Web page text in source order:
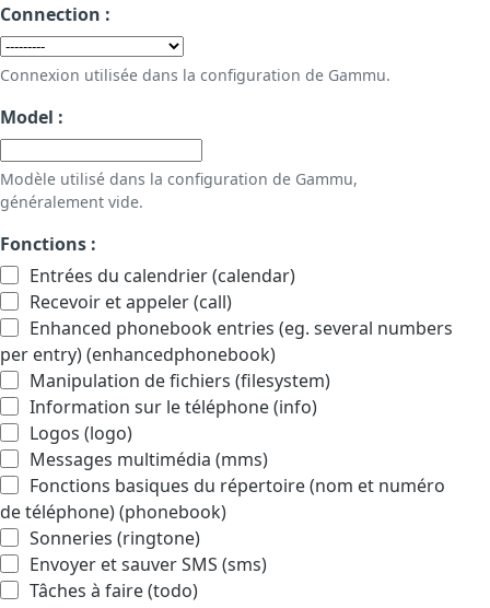
Connection :
Connexion utilisée dans la configuration de Gammu.
Model :
Modèle utilisé dans la configuration de Gammu,
généralement vide.
Fonctions :
Entrées du calendrier (calendar)
Recevoir et appeler (call)
Enhanced phonebook entries (eg. several numbers
per entry) (enhancedphonebook)
Manipulation de fichiers (filesystem)
Information sur le téléphone (info)
Logos (logo)
Messages multimédia (mms)
Fonctions basiques du répertoire (nom et numéro
de téléphone) (phonebook)
Sonneries (ringtone)
Envoyer et sauver SMS (sms)
Tâches à faire (todo)